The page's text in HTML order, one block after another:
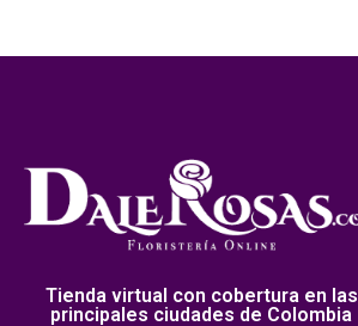
Tienda virtual con cobertura en las
principales ciudades de Colombia